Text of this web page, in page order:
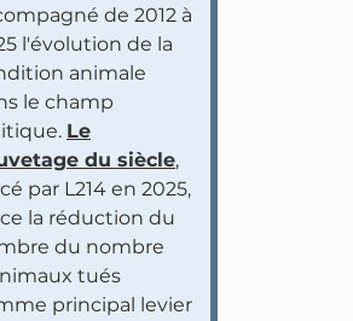
de 2012 à
l'évolution de la
animale
le champ
Le
du siècle,
par L214 en 2025,
la réduction du
du nombre
tués
principal levier